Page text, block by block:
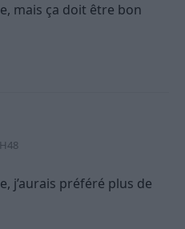
mais ça doit être bon
j’aurais préféré plus de